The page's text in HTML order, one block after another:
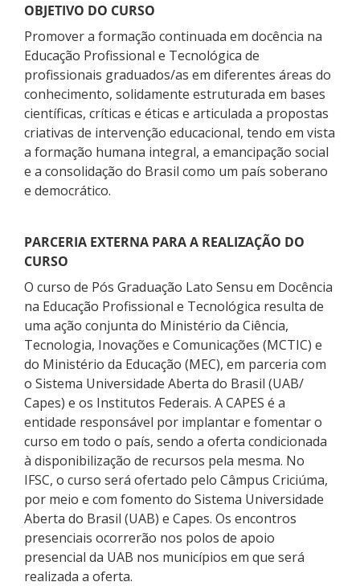
OBJETIVO DO CURSO
Promover a formação continuada em docência na
Educação Profissional e Tecnológica de
profissionais graduados/as em diferentes áreas do
conhecimento, solidamente estruturada em bases
científicas, críticas e éticas e articulada a propostas
criativas de intervenção educacional, tendo em vista
a formação humana integral, a emancipação social
e a consolidação do Brasil como um país soberano
e democrático.
PARCERIA EXTERNA PARA A REALIZAÇÃO DO
CURSO
O curso de Pós Graduação Lato Sensu em Docência
na Educação Profissional e Tecnológica resulta de
uma ação conjunta do Ministério da Ciência,
Tecnologia, Inovações e Comunicações (MCTIC) e
do Ministério da Educação (MEC), em parceria com
o Sistema Universidade Aberta do Brasil (UAB/
Capes) e os Institutos Federais. A CAPES é a
entidade responsável por implantar e fomentar o
curso em todo o país, sendo a oferta condicionada
à disponibilização de recursos pela mesma. No
IFSC, o curso será ofertado pelo Câmpus Criciúma,
por meio e com fomento do Sistema Universidade
Aberta do Brasil (UAB) e Capes. Os encontros
presenciais ocorrerão nos polos de apoio
presencial da UAB nos municípios em que será
realizada a oferta.